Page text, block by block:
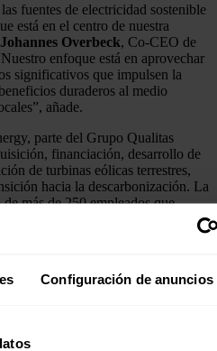
Configuración de anuncios
fuentes de electricidad sostenible
está en el centro de nuestra
Johannes Overbeck, Co-CEO de
enfoque está en aprovechar
significativos que impulsen la
duraderos al medio
añade.
parte del Grupo Qualitas
financiación, desarrollo de
de turbinas eólicas terrestres,
hacia la descarbonización. La
más de 250 empleados que